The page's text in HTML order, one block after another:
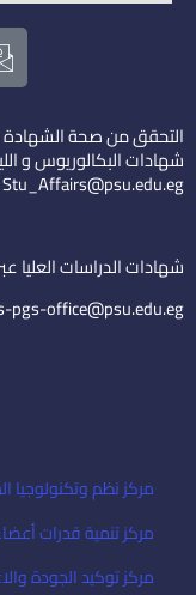
التحقق من صحة الشهادة
شهادات البكالوريوس و
Stu_Affairs@psu.edu.eg
شهادات الدراسات العليا
pgs-office@psu.edu.eg
مركز نظم وتكنولوجيا
مركز تنمية قدرات
مركز توكيد الجودة